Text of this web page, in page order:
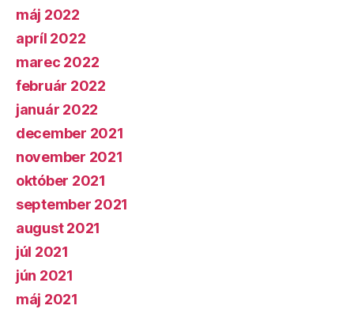
máj 2022
apríl 2022
marec 2022
február 2022
január 2022
december 2021
november 2021
október 2021
september 2021
august 2021
júl 2021
jún 2021
máj 2021